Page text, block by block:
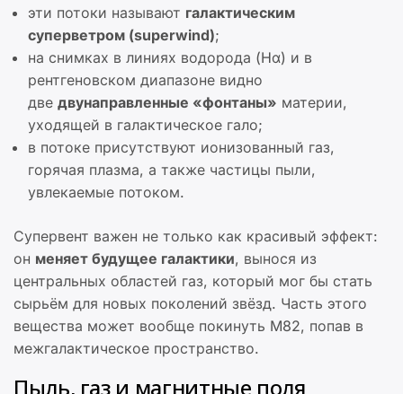
эти потоки называют галактическим
суперветром (superwind);
на снимках в линиях водорода (Hα) и в
рентгеновском диапазоне видно
две двунаправленные «фонтаны» материи,
уходящей в галактическое гало;
в потоке присутствуют ионизованный газ,
горячая плазма, а также частицы пыли,
увлекаемые потоком.
Супервент важен не только как красивый эффект:
он меняет будущее галактики, вынося из
центральных областей газ, который мог бы стать
сырьём для новых поколений звёзд. Часть этого
вещества может вообще покинуть M82, попав в
межгалактическое пространство.
Пыль, газ и магнитные поля